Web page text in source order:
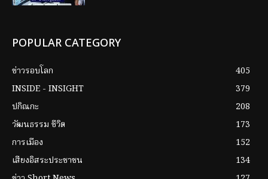
POPULAR CATEGORY
ข่าวรอบโลก
405
INSIDE - INSIGHT
379
ปกิณกะ
208
วัฒนธรรม ชีวิต
173
การเมือง
152
เสียงอิสระประชาชน
134